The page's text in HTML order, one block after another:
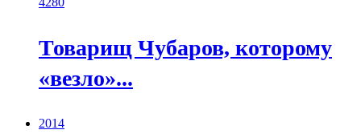
Товарищ Чубаров, которому
«везло»...
2014